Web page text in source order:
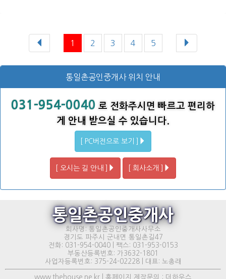
1 2 3 4 5
통일촌공인중개사 위치 안내
031-954-0040 로 전화주시면 빠르고 편리하
게 안내 받으실 수 있습니다.
[ PC버전으로 보기 ]
[ 오시는 길 안내 ] [ 회사소개 ]
통일촌공인중개사
회사명: 통일촌공인중개사사무소
경기도 파주시 군내면 통일촌길47
전화: 031-954-0040 | 팩스: 031-953-0153
부동산등록번호: 가3632-1801
사업자등록번호: 375-24-02228 | 대표: 노총래
www.thehouse.ne.kr | 홈페이지 제작문의 : 더하우스